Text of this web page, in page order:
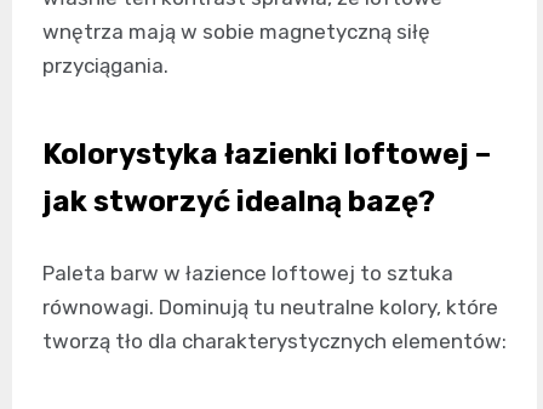
wnętrza mają w sobie magnetyczną siłę
przyciągania.
Kolorystyka łazienki loftowej –
jak stworzyć idealną bazę?
Paleta barw w łazience loftowej to sztuka
równowagi. Dominują tu neutralne kolory, które
tworzą tło dla charakterystycznych elementów: